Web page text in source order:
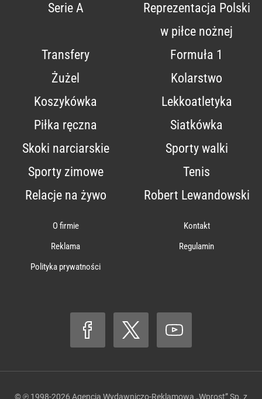
Serie A
Reprezentacja Polski
w piłce nożnej
Transfery
Formuła 1
Żużel
Kolarstwo
Koszykówka
Lekkoatletyka
Piłka ręczna
Siatkówka
Skoki narciarskie
Sporty walki
Sporty zimowe
Tenis
Relacje na żywo
Robert Lewandowski
O firmie
Kontakt
Reklama
Regulamin
Polityka prywatności
© ℗ 1998-2026 Agencja Wydawniczo-Reklamowa „Wprost” Sp. z